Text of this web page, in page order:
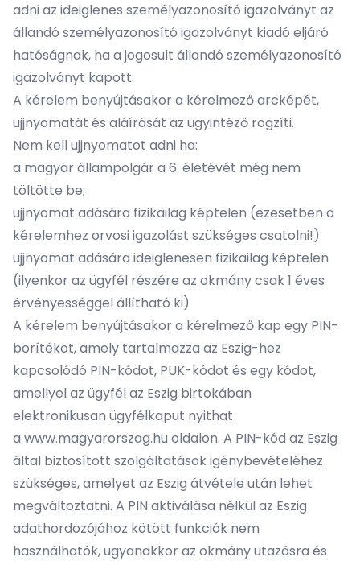
adni az ideiglenes személyazonosító igazolványt az
állandó személyazonosító igazolványt kiadó eljáró
hatóságnak, ha a jogosult állandó személyazonosító
igazolványt kapott.
A kérelem benyújtásakor a kérelmező arcképét,
ujjnyomatát és aláírását az ügyintéző rögzíti.
Nem kell ujjnyomatot adni ha:
a magyar állampolgár a 6. életévét még nem
töltötte be;
ujjnyomat adására fizikailag képtelen (ezesetben a
kérelemhez orvosi igazolást szükséges csatolni!)
ujjnyomat adására ideiglenesen fizikailag képtelen
(ilyenkor az ügyfél részére az okmány csak 1 éves
érvényességgel állítható ki)
A kérelem benyújtásakor a kérelmező kap egy PIN-
borítékot, amely tartalmazza az Eszig-hez
kapcsolódó PIN-kódot, PUK-kódot és egy kódot,
amellyel az ügyfél az Eszig birtokában
elektronikusan ügyfélkaput nyithat
a www.magyarorszag.hu oldalon. A PIN-kód az Eszig
által biztosított szolgáltatások igénybevételéhez
szükséges, amelyet az Eszig átvétele után lehet
megváltoztatni. A PIN aktiválása nélkül az Eszig
adathordozójához kötött funkciók nem
használhatók, ugyanakkor az okmány utazásra és